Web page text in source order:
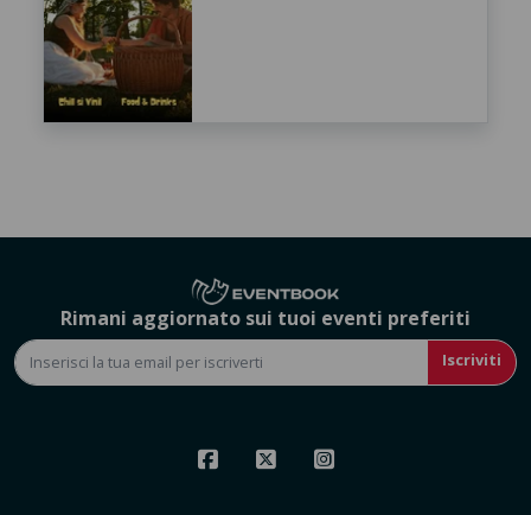
Rimani aggiornato sui tuoi eventi preferiti
Iscriviti